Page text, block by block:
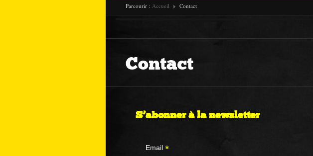
Parcourir : Accueil Contact
Contact
S’abonner à la newsletter
Email *